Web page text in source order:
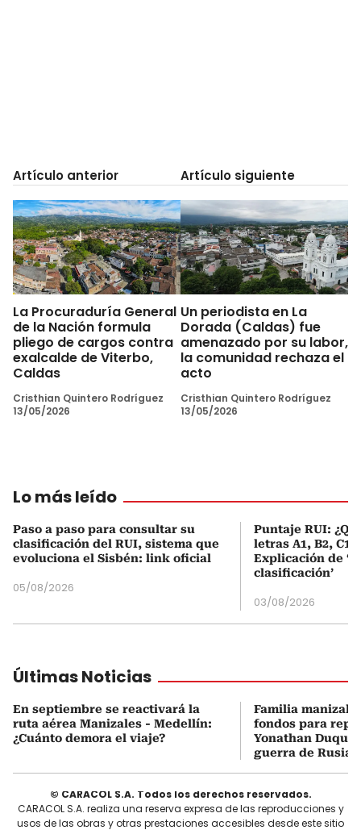
Artículo anterior
La Procuraduría General
de la Nación formula
pliego de cargos contra
exalcalde de Viterbo,
Caldas
Cristhian Quintero Rodríguez
13/05/2026
Artículo siguiente
Un periodista en La
Dorada (Caldas) fue
amenazado por su labor,
la comunidad rechaza el
acto
Cristhian Quintero Rodríguez
13/05/2026
Lo más leído
Paso a paso para consultar su
clasificación del RUI, sistema que
evoluciona el Sisbén: link oficial
05/08/2026
Puntaje RUI:
letras A1, B2, C1
Explicación de
clasificación’
03/08/2026
Últimas Noticias
En septiembre se reactivará la
ruta aérea Manizales - Medellín:
¿Cuánto demora el viaje?
Familia
fondos para
Yonathan
guerra de Rusia-
© CARACOL S.A. Todos los derechos reservados.
CARACOL S.A. realiza una reserva expresa de las reproducciones y
usos de las obras y otras prestaciones accesibles desde este sitio